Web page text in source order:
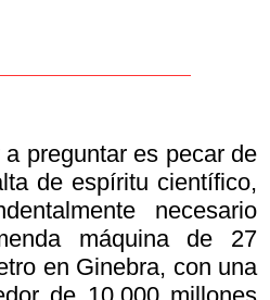
preguntar es pecar de
de espíritu científico,
necesario
máquina de 27
en Ginebra, con una